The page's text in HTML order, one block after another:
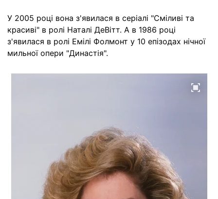
У 2005 році вона з'явилася в серіалі "Сміливі та
красиві" в ролі Наталі ДеВітт. А в 1986 році
з'явилася в ролі Емілі Фолмонт у 10 епізодах нічної
мильної опери "Династія".